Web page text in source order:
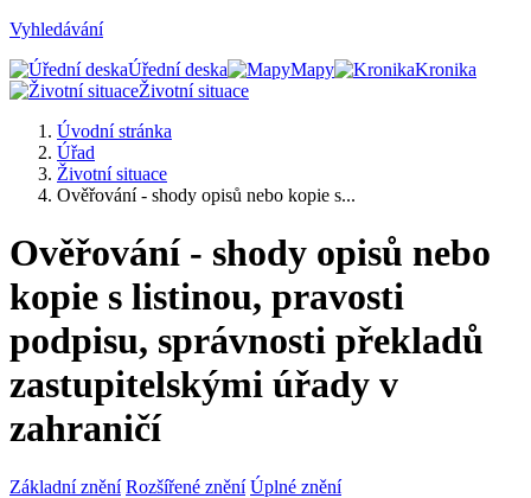
Vyhledávání
Úřední deska
Mapy
Kronika
Životní situace
Úvodní stránka
Úřad
Životní situace
Ověřování - shody opisů nebo kopie s...
Ověřování - shody opisů nebo
kopie s listinou, pravosti
podpisu, správnosti překladů
zastupitelskými úřady v
zahraničí
Základní znění Rozšířené znění Úplné znění